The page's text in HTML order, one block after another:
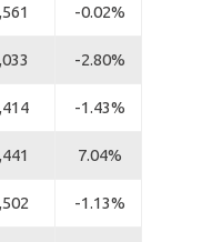
-0.02%
-2.80%
-1.43%
7.04%
-1.13%